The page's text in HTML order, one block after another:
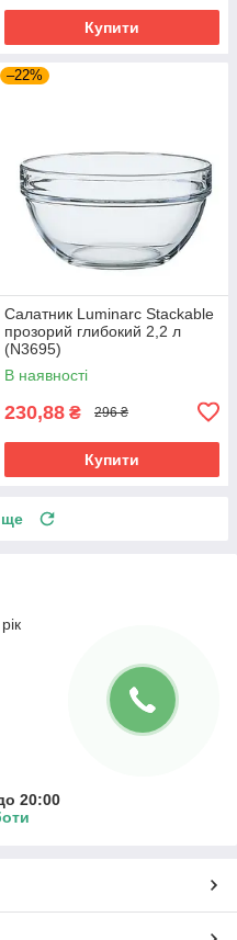
Купити
–22%
Салатник Luminarc Stackable
прозорий глибокий 2,2 л
(N3695)
В наявності
230,88 ₴ 296 ₴
Купити
ще
20:00